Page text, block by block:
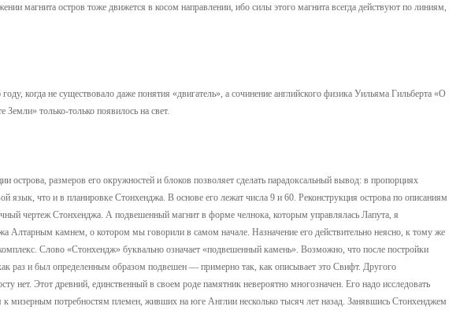
магнита остров тоже движется в косом направлении, ибо силы этого магнита всегда действуют по линиям,
когда не существовало даже понятия «двигатель», а сочинение английского физика Уильяма Гильберта «О
только-только появилось на свет.
острова, размеров его окружностей и блоков позволяет сделать парадоксальный вывод: в пропорциях
язык, что и в планировке Стонхенджа. В основе его лежат числа 9 и 60. Реконструкция острова по описаниям
чертеж Стонхенджа. А подвешенный магнит в форме челнока, которым управлялась Лапута, я
Алтарным камнем, о котором мы говорили в самом начале. Назначение его действительно неясно, к тому же
Слово «Стонхендж» буквально означает «подвешенный камень». Возможно, что после постройки
раз и был определенным образом подвешен — примерно так, как описывает это Свифт. Другого
нет. Этот древний, единственный в своем роде памятник невероятно многозначен. Его надо исследовать
к мизерным потребностям племен, живших на юге Англии несколько тысяч лет назад. Занявшись Стонхенджем